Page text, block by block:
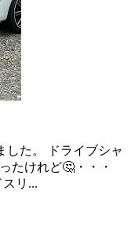
した。 ドライブシャ
たけれど🤔・・・
リ...